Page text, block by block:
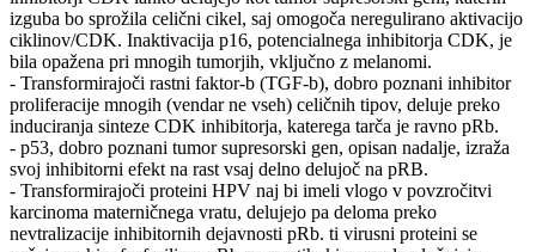
izguba bo sprožila celični cikel, saj omogoča neregulirano aktivacijo
ciklinov/CDK. Inaktivacija p16, potencialnega inhibitorja CDK, je
bila opažena pri mnogih tumorjih, vključno z melanomi.
- Transformirajoči rastni faktor-b (TGF-b), dobro poznani inhibitor
proliferacije mnogih (vendar ne vseh) celičnih tipov, deluje preko
induciranja sinteze CDK inhibitorja, katerega tarča je ravno pRb.
- p53, dobro poznani tumor supresorski gen, opisan nadalje, izraža
svoj inhibitorni efekt na rast vsaj delno delujoč na pRB.
- Transformirajoči proteini HPV naj bi imeli vlogo v povzročitvi
karcinoma materničnega vratu, delujejo pa deloma preko
nevtralizacije inhibitornih dejavnosti pRb. ti virusni proteini se